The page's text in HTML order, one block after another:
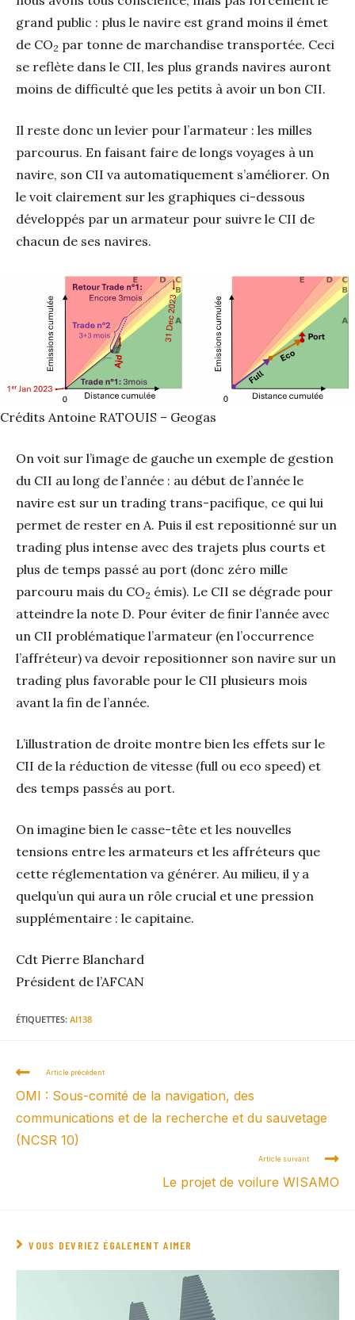
grand public : plus le navire est grand moins il émet
de CO2 par tonne de marchandise transportée. Ceci
se reflète dans le CII, les plus grands navires auront
moins de difficulté que les petits à avoir un bon CII.
Il reste donc un levier pour l’armateur : les milles
parcourus. En faisant faire de longs voyages à un
navire, son CII va automatiquement s’améliorer. On
le voit clairement sur les graphiques ci-dessous
développés par un armateur pour suivre le CII de
chacun de ses navires.
Crédits Antoine RATOUIS – Geogas
On voit sur l’image de gauche un exemple de gestion
du CII au long de l’année : au début de l’année le
navire est sur un trading trans-pacifique, ce qui lui
permet de rester en A. Puis il est repositionné sur un
trading plus intense avec des trajets plus courts et
plus de temps passé au port (donc zéro mille
parcouru mais du CO2 émis). Le CII se dégrade pour
atteindre la note D. Pour éviter de finir l’année avec
un CII problématique l’armateur (en l’occurrence
l’affréteur) va devoir repositionner son navire sur un
trading plus favorable pour le CII plusieurs mois
avant la fin de l’année.
L’illustration de droite montre bien les effets sur le
CII de la réduction de vitesse (full ou eco speed) et
des temps passés au port.
On imagine bien le casse-tête et les nouvelles
tensions entre les armateurs et les affréteurs que
cette réglementation va générer. Au milieu, il y a
quelqu’un qui aura un rôle crucial et une pression
supplémentaire : le capitaine.
Cdt Pierre Blanchard
Président de l’AFCAN
ÉTIQUETTES: AI138
Article précédent
OMI : Sous-comité de la navigation, des
communications et de la recherche et du sauvetage
(NCSR 10)
Article suivant
Le projet de voilure WISAMO
VOUS DEVRIEZ ÉGALEMENT AIMER